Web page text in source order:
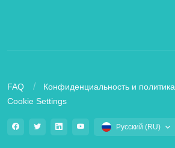
FAQ Конфиденциальность и политика
Cookie Settings
Русский (RU)